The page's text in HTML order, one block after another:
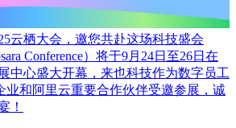
云栖大会，邀您共赴这场科技盛会
Conference）将于9月24日至26日在
中心盛大开幕，来也科技作为数字员工
业和阿里云重要合作伙伴受邀参展，诚
！